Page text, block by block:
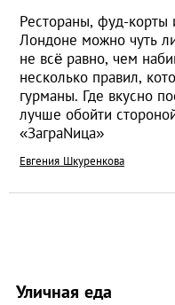
Рестораны, фуд-
Лондоне можно чуть
не всё равно, чем
несколько правил,
гурманы. Где вкусно
лучше обойти
«ЗаграNица»
Евгения Шкуренкова
Уличная еда